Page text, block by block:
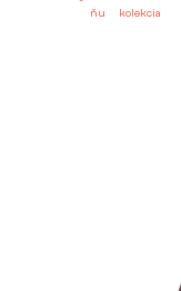
ňu
kolekcia